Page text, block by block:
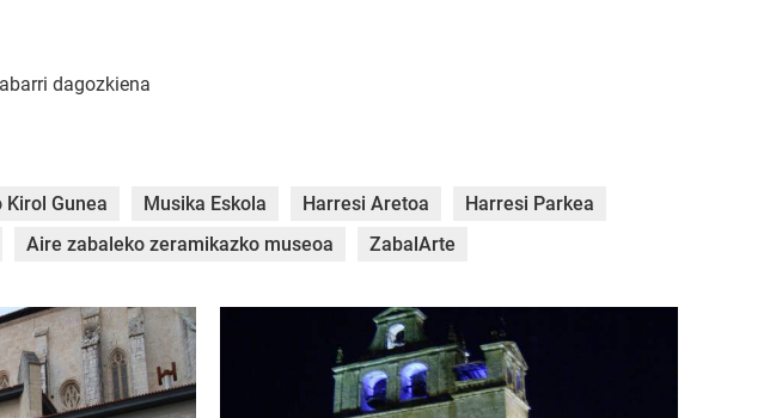
dagozkiena
Kirol Gunea Musika Eskola Harresi Aretoa
Harresi Parkea
Aire zabaleko zeramikazko museoa ZabalArte